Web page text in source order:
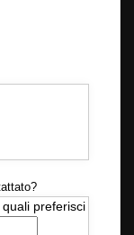
quali preferisci